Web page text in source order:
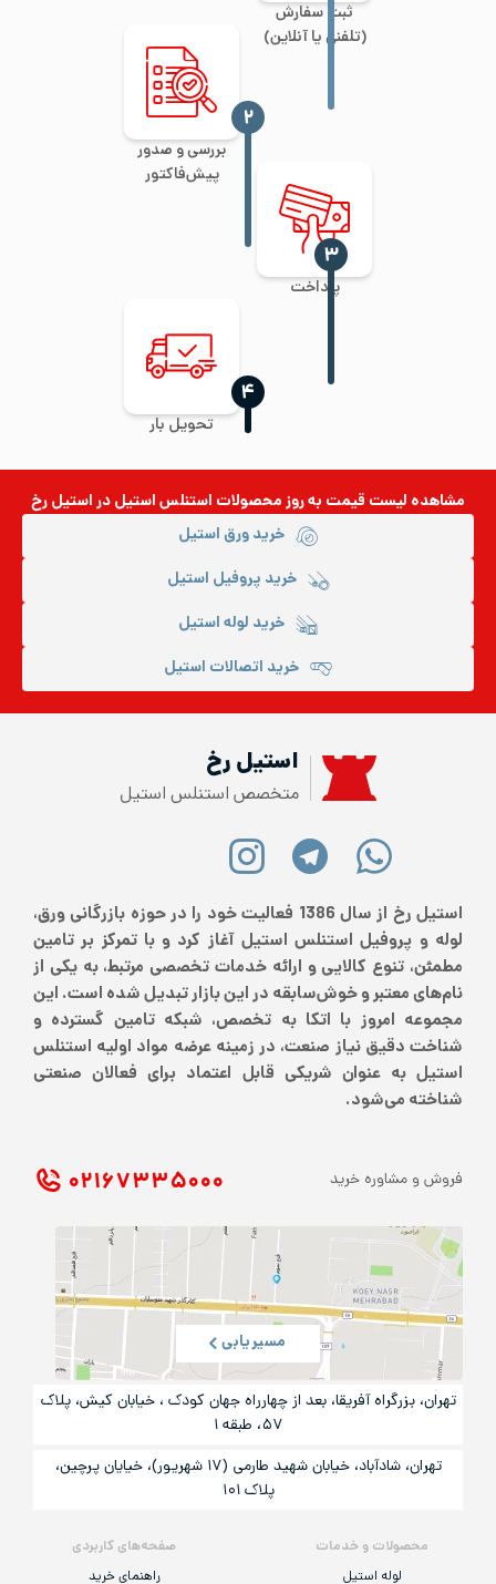
ثبت سفارش
(تلفنی یا آنلاین)
بررسی و صدور
پیش‌فاکتور
‍۲
پرداخت
‍۳
تحویل بار
‍۴
مشاهده لیست قیمت به روزمحصولات استنلس استیلدر استیل رخ
خرید ورق استیل
خرید پروفیل استیل
خرید لوله استیل
خرید اتصالات استیل
استیل رخ
متخصص استنلس استیل
استیل رخ از سال 1386 فعالیت خود را در حوزه بازرگانی ورق،
لوله و پروفیل استنلس استیل آغاز کرد و با تمرکز بر تامین
مطمئن، تنوع کالایی و ارائه خدمات تخصصی مرتبط، به یکی از
نام‌های معتبر و خوش‌سابقه در این بازار تبدیل شده است. این
مجموعه امروز با اتکا به تخصص، شبکه تامین گسترده و
شناخت دقیق نیاز صنعت، در زمینه عرضه مواد اولیه استنلس
استیل به عنوان شریکی قابل اعتماد برای فعالان صنعتی
شناخته می‌شود.
محصولات و خدمات
لوله استیل
صفحه‌های کاربردی
راهنمای خرید
فروش و مشاوره خرید ۰۲۱ ۶۷۳۳۵۰۰۰
مسیریابی
تهران، بزرگراه آفریقا، بعد از چهارراه جهان کودک ، خیابان کیش، پلاک
۵۷، طبقه ۱
تهران، شادآباد، خیابان شهید طارمی (۱۷ شهریور)، خیایان پرچین،
پلاک ۱۰۱